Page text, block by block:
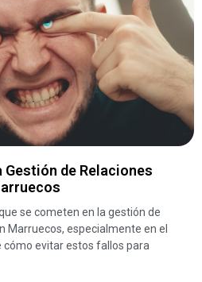
Gestión de Relaciones
se cometen en la gestión de
Marruecos, especialmente en el
evitar estos fallos para